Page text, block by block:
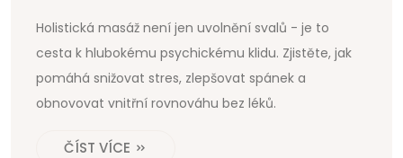
Holistická masáž není jen uvolnění svalů - je to
cesta k hlubokému psychickému klidu. Zjistěte, jak
pomáhá snižovat stres, zlepšovat spánek a
obnovovat vnitřní rovnováhu bez léků.
ČÍST VÍCE